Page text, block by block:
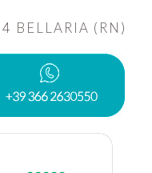
BELLARIA (RN)